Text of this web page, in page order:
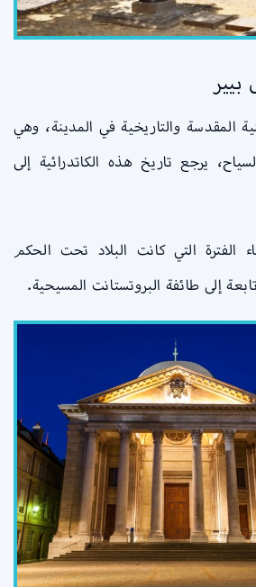
المقدسة والتاريخية في المدينة، وهي
يرجع تاريخ هذه الكاتدرائية إلى
الفترة التي كانت البلاد تحت الحكم
إلى طائفة البروتستانت المسيحية.